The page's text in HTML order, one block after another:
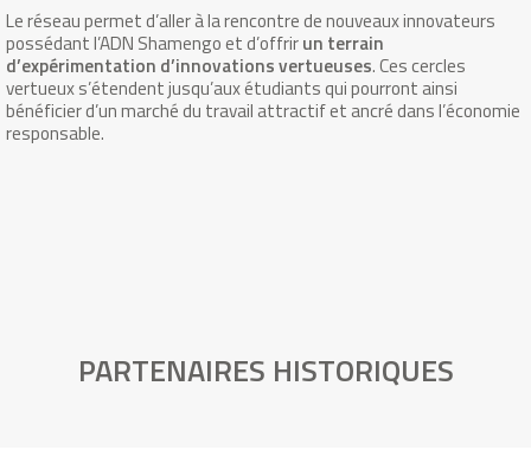
Le réseau permet d’aller à la rencontre de nouveaux innovateurs
possédant l’ADN Shamengo et d’offrirun terrain
d’expérimentation d’innovations vertueuses.Ces cercles
vertueux s’étendent jusqu’aux étudiants qui pourront ainsi
bénéficier d’un marché du travail attractif et ancré dans l’économie
responsable.
PARTENAIRES HISTORIQUES